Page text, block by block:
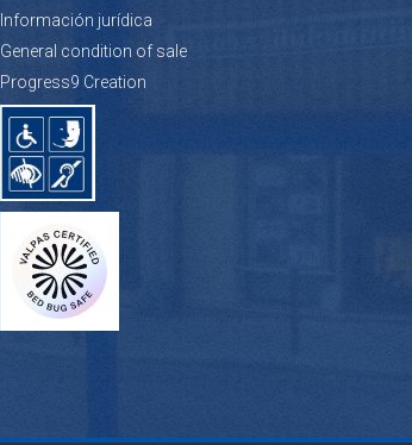
Información jurídica
General condition of sale
Progress9 Creation